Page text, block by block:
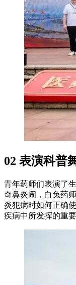
02 表演科普
青年药师们表演了
奇鼻炎闹，白兔药
炎犯病时如何正确
疾病中所发挥的重